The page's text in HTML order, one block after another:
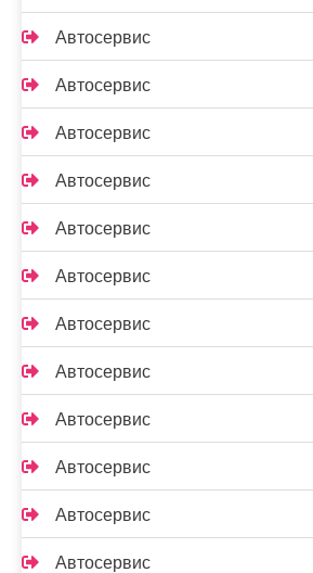
Автосервис
Автосервис
Автосервис
Автосервис
Автосервис
Автосервис
Автосервис
Автосервис
Автосервис
Автосервис
Автосервис
Автосервис